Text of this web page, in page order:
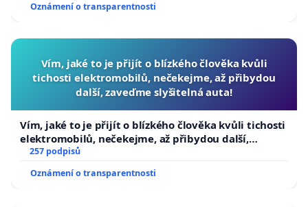
Oznámení o transparentnosti
Vím, jaké to je přijít o blízkého člověka kvůli
tichosti elektromobilů, nečekejme, až přibydou
další, zaveďme slyšitelná auta!
Vím, jaké to je přijít o blízkého člověka kvůli tichosti
elektromobilů, nečekejme, až přibydou další,
zaveďme slyšitelná auta!
257 podpisů
Oznámení o transparentnosti